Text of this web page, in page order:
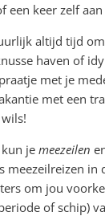
een keer zelf
altijd tijd
haven of
met je
met een
je meezeilen
meezeilreizen in
om jou
of schip)